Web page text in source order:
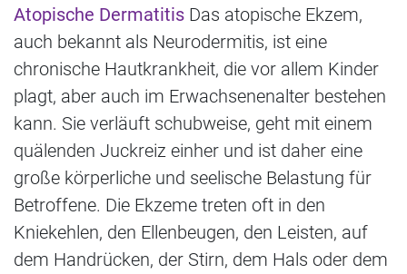
Atopische Dermatitis Das atopische Ekzem,
auch bekannt als Neurodermitis, ist eine
chronische Hautkrankheit, die vor allem Kinder
plagt, aber auch im Erwachsenenalter bestehen
kann. Sie verläuft schubweise, geht mit einem
quälenden Juckreiz einher und ist daher eine
große körperliche und seelische Belastung für
Betroffene. Die Ekzeme treten oft in den
Kniekehlen, den Ellenbeugen, den Leisten, auf
dem Handrücken, der Stirn, dem Hals oder dem